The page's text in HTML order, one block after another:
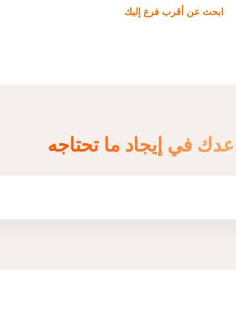
ابحث عن أقرب فرع إليك
في إيجاد ما تحتاجه